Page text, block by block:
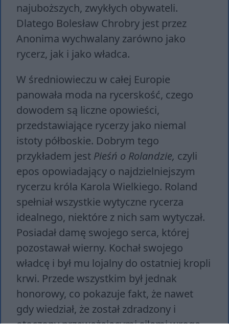
najuboższych, zwykłych obywateli.
Dlatego Bolesław Chrobry jest przez
Anonima wychwalany zarówno jako
rycerz, jak i jako władca.
W średniowieczu w całej Europie
panowała moda na rycerskość, czego
dowodem są liczne opowieści,
przedstawiające rycerzy jako niemal
istoty półboskie. Dobrym tego
przykładem jest Pieśń o Rolandzie, czyli
epos opowiadający o najdzielniejszym
rycerzu króla Karola Wielkiego. Roland
spełniał wszystkie wytyczne rycerza
idealnego, niektóre z nich sam wytyczał.
Posiadał damę swojego serca, której
pozostawał wierny. Kochał swojego
władcę i był mu lojalny do ostatniej kropli
krwi. Przede wszystkim był jednak
honorowy, co pokazuje fakt, że nawet
gdy wiedział, że został zdradzony i